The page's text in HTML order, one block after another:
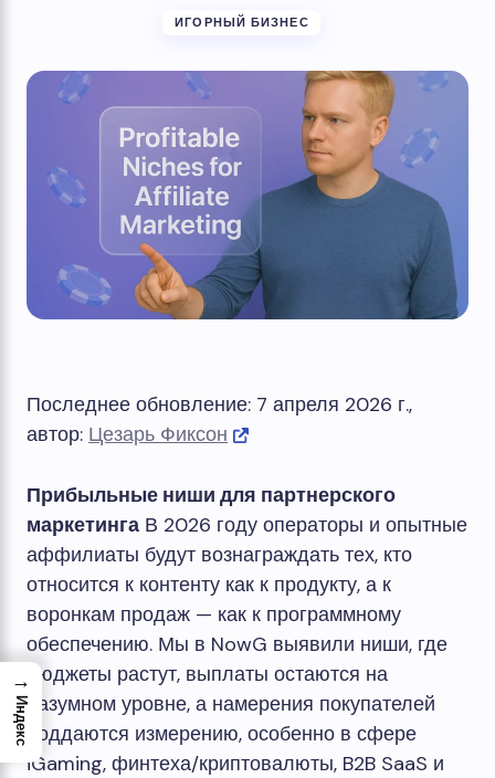
ИГОРНЫЙ БИЗНЕС
Последнее обновление: 7 апреля 2026 г.,
автор: Цезарь Фиксон
Прибыльные ниши для партнерского
маркетинга В 2026 году операторы и опытные
аффилиаты будут вознаграждать тех, кто
относится к контенту как к продукту, а к
воронкам продаж — как к программному
обеспечению. Мы в NowG выявили ниши, где
бюджеты растут, выплаты остаются на
разумном уровне, а намерения покупателей
поддаются измерению, особенно в сфере
iGaming, финтеха/криптовалюты, B2B SaaS и
→
Индекс